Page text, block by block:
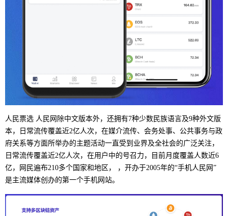
人民票选 人民网除中文版本外，还拥有7种少数民族语言及9种外文版
本，日常流传覆盖近2亿人次，在媒介流传、会务处事、公共事务与政
府关系等方面所举办的主题活动一直受到业界及全社会的广泛关注，
日常流传覆盖近2亿人次，在用户中的号召力，目前月度覆盖人数近6
亿，网民遍布210多个国家和地区， ，开办于2005年的“手机人民网”
是主流媒体创办的第一个手机网站。